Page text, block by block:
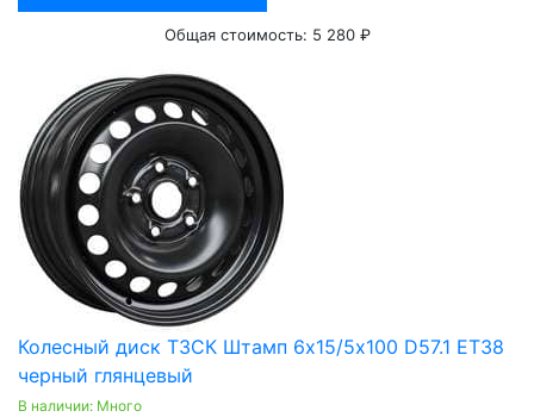
Общая стоимость: 5 280 ₽
Колесный диск ТЗСК Штамп 6х15/5х100 D57.1 ET38
черный глянцевый
В наличии: Много